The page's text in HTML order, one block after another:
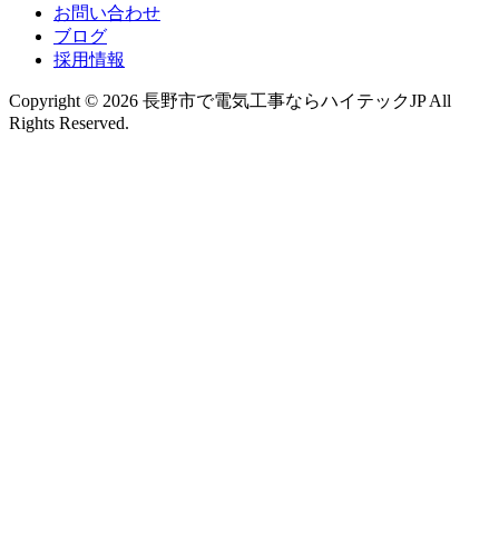
お問い合わせ
ブログ
採用情報
Copyright © 2026 長野市で電気工事ならハイテックJP All
Rights Reserved.